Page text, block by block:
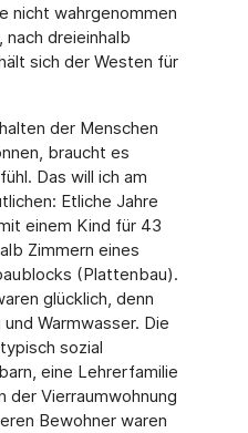
nicht wahrgenommen
nach dreieinhalb
sich der Westen für
der Menschen
braucht es
Das will ich am
Etliche Jah­re
einem Kind für 43
Zimmern eines
(Plattenbau).
glück­lich, denn
Warmwasser. Die
sozial
eine Lehrerfamilie
der Vier­raumwohnung
Bewohner waren